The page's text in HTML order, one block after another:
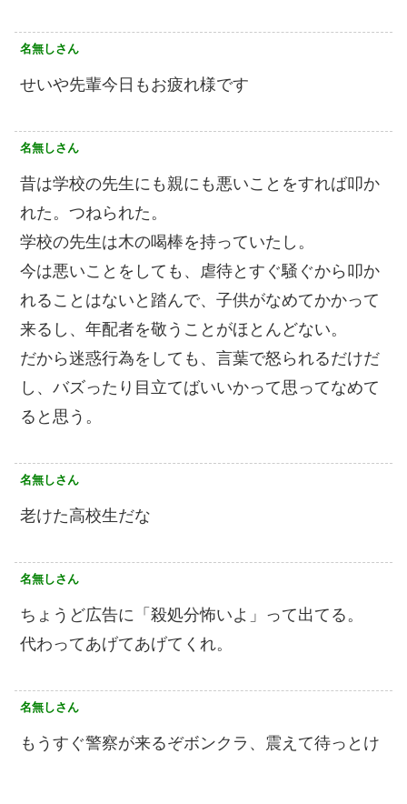
名無しさん
せいや先輩今日もお疲れ様です
名無しさん
昔は学校の先生にも親にも悪いことをすれば叩か
れた。つねられた。
学校の先生は木の喝棒を持っていたし。
今は悪いことをしても、虐待とすぐ騒ぐから叩か
れることはないと踏んで、子供がなめてかかって
来るし、年配者を敬うことがほとんどない。
だから迷惑行為をしても、言葉で怒られるだけだ
し、バズったり目立てばいいかって思ってなめて
ると思う。
名無しさん
老けた高校生だな
名無しさん
ちょうど広告に「殺処分怖いよ」って出てる。
代わってあげてあげてくれ。
名無しさん
もうすぐ警察が来るぞボンクラ、震えて待っとけ